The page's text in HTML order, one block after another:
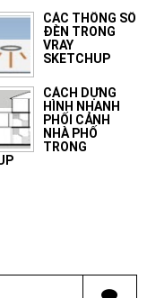
CÁC THÔNG SỐ
ĐÈN TRONG
VRAY
SKETCHUP
CÁCH DỰNG
HÌNH NHANH
PHỐI CẢNH
NHÀ PHỐ
TRONG